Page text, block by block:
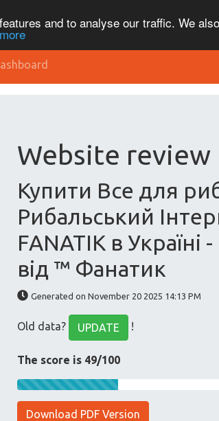
and to analyse our traffic. We
Website review
Купити Все для
Рибальський
FANATIK в Україні
від ™ Фанатик
Generated on November 20 2025 14:13 PM
Old data? UPDATE !
The score is 49/100
Download PDF Version